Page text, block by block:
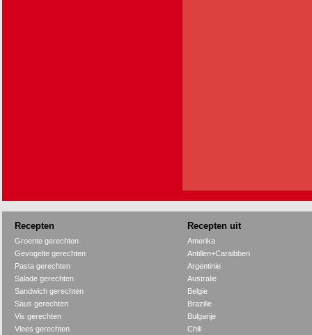
Recepten Recepten uit
Groente gerechten
Gevogelte gerechten
Pasta gerechten
Salade gerechten
Sandwich gerechten
Saus gerechten
Vis gerechten
Vlees gerechten
Amerika
Antillen+Caraibben
Argentinie
Australie
Belgie
Brazilie
Bulgarije
Chili